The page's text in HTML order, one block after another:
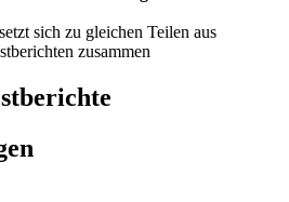
sich zu gleichen Teilen aus
zusammen